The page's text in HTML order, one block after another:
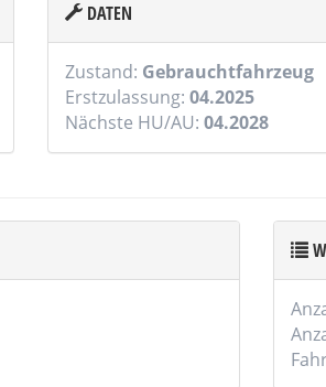
DATEN
Zustand: Gebrauchtfahrzeug
Erstzulassung: 04.2025
Nächste HU/AU: 04.2028